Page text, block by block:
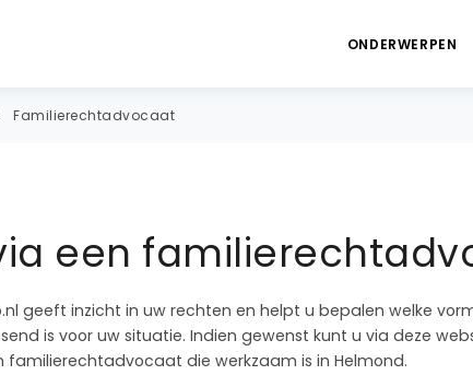
ONDERWERPEN
Familierechtadvocaat
een
geeft inzicht in uw rechten en helpt u bepalen welke
is voor uw situatie. Indien gewenst kunt u via deze
familierechtadvocaat die werkzaam is in Helmond.